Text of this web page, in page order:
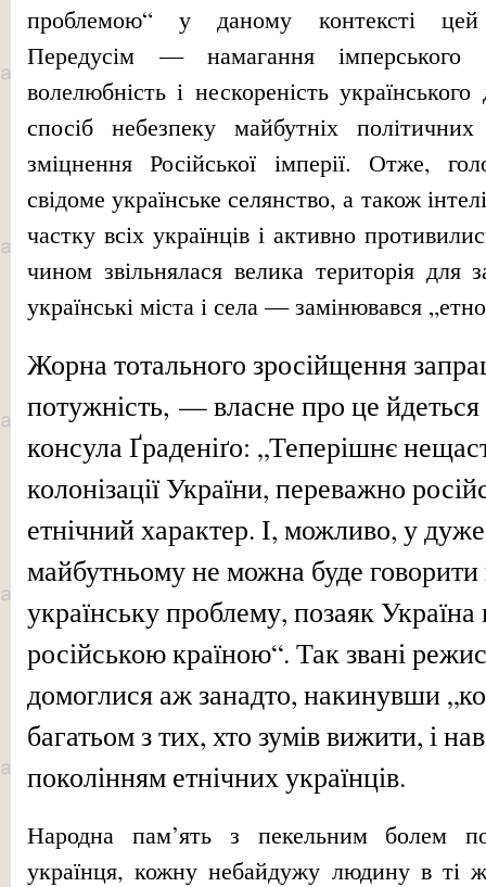
проблемою“ у даному контексті
Передусім — намагання імперського
волелюбність і нескореність
спосіб небезпеку майбутніх
зміцнення Російської імперії. Отже,
свідоме українське селянство, а також
частку всіх українців і активно
чином звільнялася велика територія для
українські міста і села — замінювався
Жорна тотального зросійщення
потужність, — власне про це йдеться
консула Ґраденіґо: „Теперішнє
колонізації України, переважно
етнічний характер. І, можливо, у
майбутньому не можна буде
українську проблему, позаяк Україна
російською країною“. Так звані
домоглися аж занадто, накинувши
багатьом з тих, хто зумів вижити, і
поколінням етнічних українців.
Народна пам’ять з пекельним болем
українця, кожну небайдужу людину в ті